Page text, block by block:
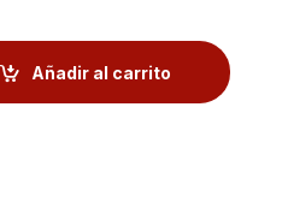
Añadir al carrito